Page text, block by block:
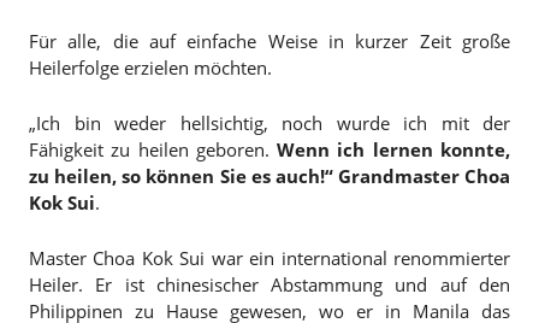
Für alle, die auf einfache Weise in kurzer Zeit große
Heilerfolge erzielen möchten.
„Ich bin weder hellsichtig, noch wurde ich mit der
Fähigkeit zu heilen geboren.Wenn ich lernen konnte,
zu heilen, so können Sie es auch!“ Grandmaster Choa
Kok Sui.
Master Choa Kok Sui war ein international renommierter
Heiler. Er ist chinesischer Abstammung und auf den
Philippinen zu Hause gewesen, wo er in Manila das